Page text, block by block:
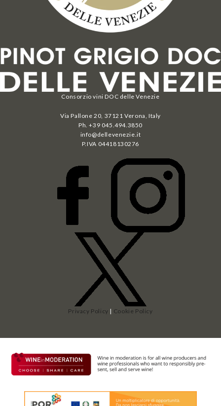
Consorzio vini DOC delle Venezie
Via Pallone 20, 37121 Verona, Italy
Ph. +39 045.494.3850
info@dellevenezie.it
P.IVA 04418130276
Privacy Policy | Cookie Policy